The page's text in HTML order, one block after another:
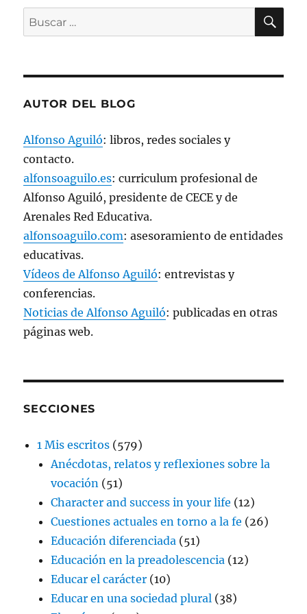
Buscar
por:
AUTOR DEL BLOG
Alfonso Aguiló: libros, redes sociales y
contacto.
alfonsoaguilo.es: curriculum profesional de
Alfonso Aguiló, presidente de CECE y de
Arenales Red Educativa.
alfonsoaguilo.com: asesoramiento de entidades
educativas.
Vídeos de Alfonso Aguiló: entrevistas y
conferencias.
Noticias de Alfonso Aguiló: publicadas en otras
páginas web.
SECCIONES
1 Mis escritos (579)
Anécdotas, relatos y reflexiones sobre la
vocación (51)
Character and success in your life (12)
Cuestiones actuales en torno a la fe (26)
Educación diferenciada (51)
Educación en la preadolescencia (12)
Educar el carácter (10)
Educar en una sociedad plural (38)